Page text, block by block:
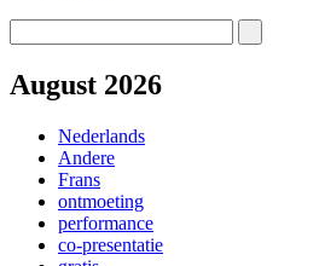
August 2026
Nederlands
Andere
Frans
ontmoeting
performance
co-presentatie